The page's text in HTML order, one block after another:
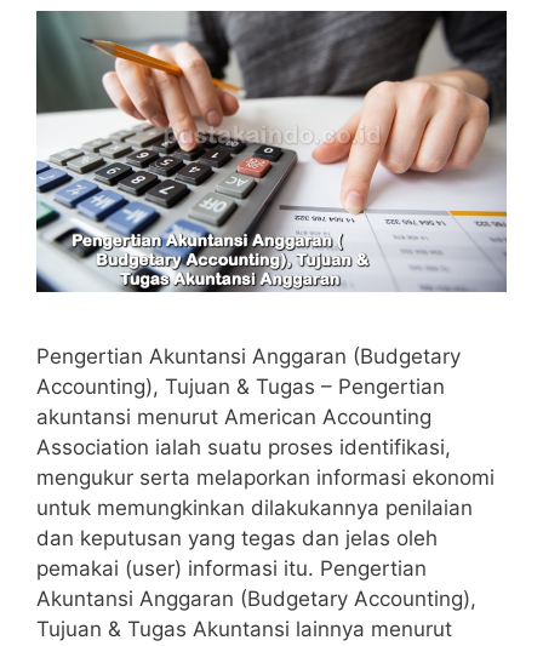
Pengertian Akuntansi Anggaran (Budgetary
Accounting), Tujuan & Tugas – Pengertian
akuntansi menurut American Accounting
Association ialah suatu proses identifikasi,
mengukur serta melaporkan informasi ekonomi
untuk memungkinkan dilakukannya penilaian
dan keputusan yang tegas dan jelas oleh
pemakai (user) informasi itu. Pengertian
Akuntansi Anggaran (Budgetary Accounting),
Tujuan & Tugas Akuntansi lainnya menurut